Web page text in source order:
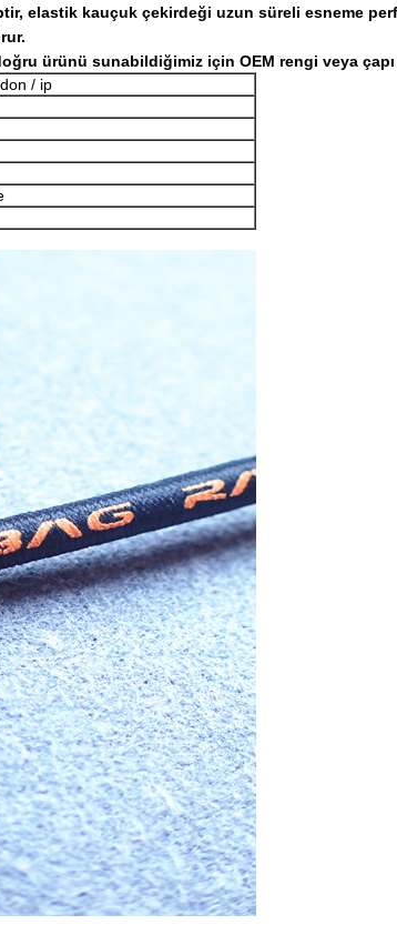
elastik kauçuk çekirdeği uzun süreli esneme
ürünü sunabildiğimiz için OEM rengi veya
/ ip